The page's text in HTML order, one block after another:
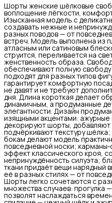
Шорты женские шёлковые
воплощение лёгкости,
Изысканная модель с
создавать нежные и
разных поводов — от
встреч. Модель выполнена из
атласным или сатиновым
струится, переливается на
женственность образа.
обеспечивают полную
подходят для разных типов
гарантирует комфортную
не давят и не требуют
дня. Длина короткая делает
динамичным, а продуманные
элегантности. Дизайн
изящными акцентами: ажурные
декорируют шорты,
подчёркивают текстуру
бокам делают модель
повседневной носки;
эффект классического кроя,
непринуждённость силуэта;
ткани придаёт вещи нарядный
её в разных стилях — от
Шорты легко сочетаются с
множества случаев: прогулка
позволят наслаждаться